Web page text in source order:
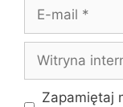
mail
internetowa
Zapamiętaj